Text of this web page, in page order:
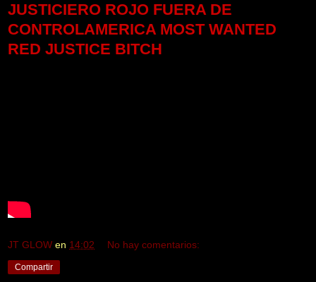
JUSTICIERO ROJO FUERA DE
CONTROLAMERICA MOST WANTED
RED JUSTICE BITCH
JT GLOW en 14:02 No hay comentarios:
Compartir